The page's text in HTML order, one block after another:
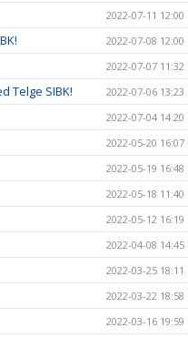
2022-07-11 12:00
2022-07-08 12:00
2022-07-07 11:32
Telge SIBK! 2022-07-06 13:23
2022-07-04 14:20
2022-05-20 16:07
2022-05-19 16:48
2022-05-18 11:40
2022-05-12 16:19
2022-04-08 14:45
2022-03-25 18:11
2022-03-22 18:58
2022-03-16 19:59